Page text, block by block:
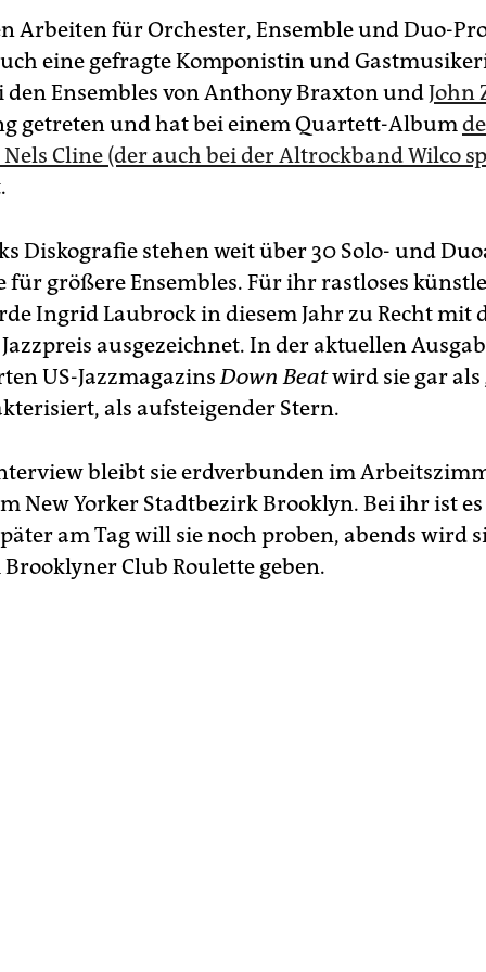
Arbeiten für Orchester, Ensemble und Duo-
eine gefragte Komponistin und
den Ensembles von Anthony Braxton undJohn
getreten und hat bei einem Quartett-Album
Cline (der auch bei der Altrockband Wilco
Diskografie stehen weit über 30 Solo- und
für größere Ensembles. Für ihr rastloses
Ingrid Laubrock in diesem Jahr zu Recht mit
ausgezeichnet. In der aktuellen
US-JazzmagazinsDown Beatwird sie gar als
als aufsteigender Stern.
bleibt sie erdverbunden im
New Yorker Stadtbezirk Brooklyn. Bei ihr ist
am Tag will sie noch proben, abends wird
Club Roulette geben.